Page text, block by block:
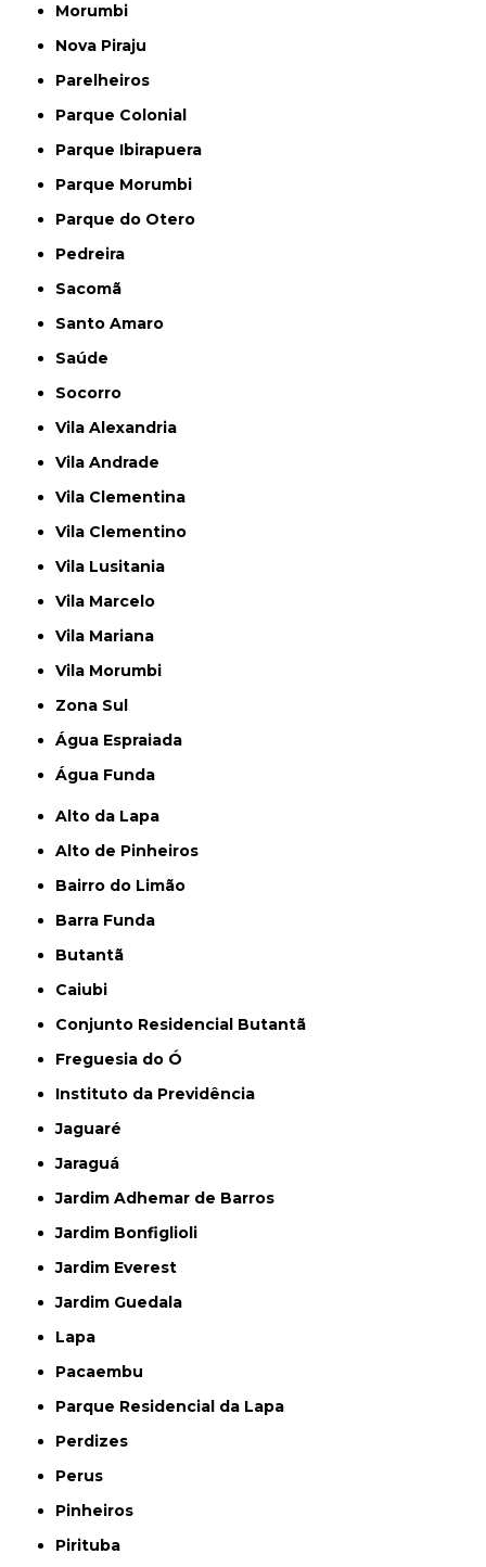
Morumbi
Nova Piraju
Parelheiros
Parque Colonial
Parque Ibirapuera
Parque Morumbi
Parque do Otero
Pedreira
Sacomã
Santo Amaro
Saúde
Socorro
Vila Alexandria
Vila Andrade
Vila Clementina
Vila Clementino
Vila Lusitania
Vila Marcelo
Vila Mariana
Vila Morumbi
Zona Sul
Água Espraiada
Água Funda
Alto da Lapa
Alto de Pinheiros
Bairro do Limão
Barra Funda
Butantã
Caiubi
Conjunto Residencial Butantã
Freguesia do Ó
Instituto da Previdência
Jaguaré
Jaraguá
Jardim Adhemar de Barros
Jardim Bonfiglioli
Jardim Everest
Jardim Guedala
Lapa
Pacaembu
Parque Residencial da Lapa
Perdizes
Perus
Pinheiros
Pirituba